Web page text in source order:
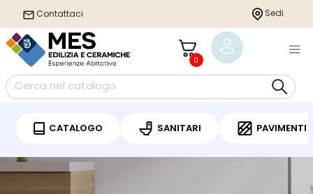
Contattaci Sedi
0
CATALOGO SANITARI PAVIMENTI